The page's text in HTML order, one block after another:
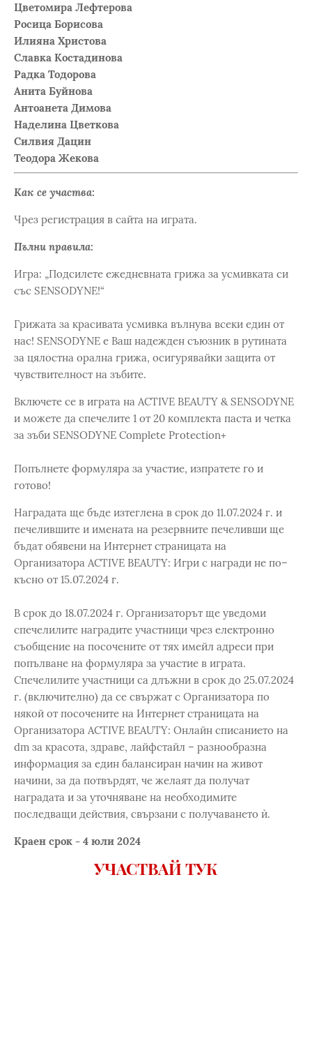
Цветомира Лефтерова
Росица Борисова
Илияна Христова
Славка Костадинова
Радка Тодорова
Анита Буйнова
Антоанета Димова
Наделина Цветкова
Силвия Дацин
Теодора Жекова
Как се участва:
Чрез регистрация в сайта на играта.
Пълни правила:
Игра: „Подсилете ежедневната грижа за усмивката си
със SENSODYNE!“
Грижата за красивата усмивка вълнува всеки един от
нас! SENSODYNE е Ваш надежден съюзник в рутината
за цялостна орална грижа, осигурявайки защита от
чувствителност на зъбите.
Включете се в играта на ACTIVE BEAUTY & SENSODYNE
и можете да спечелите 1 от 20 комплекта паста и четка
за зъби SENSODYNE Complete Protection+
Попълнете формуляра за участие, изпратете го и
готово!
Наградата ще бъде изтеглена в срок до 11.07.2024 г. и
печелившите и имената на резервните печеливши ще
бъдат обявени на Интернет страницата на
Организатора ACTIVE BEAUTY: Игри с награди не по–
късно от 15.07.2024 г.
В срок до 18.07.2024 г. Организаторът ще уведоми
спечелилите наградите участници чрез електронно
съобщение на посочените от тях имейл адреси при
попълване на формуляра за участие в играта.
Спечелилите участници са длъжни в срок до 25.07.2024
г. (включително) да се свържат с Организатора по
някой от посочените на Интернет страницата на
Организатора ACTIVE BEAUTY: Онлайн списанието на
dm за красота, здраве, лайфстайл – разнообразна
информация за един балансиран начин на живот
начини, за да потвърдят, че желаят да получат
наградата и за уточняване на необходимите
последващи действия, свързани с получаването ѝ.
Краен срок - 4 юли 2024
УЧАСТВАЙ ТУК